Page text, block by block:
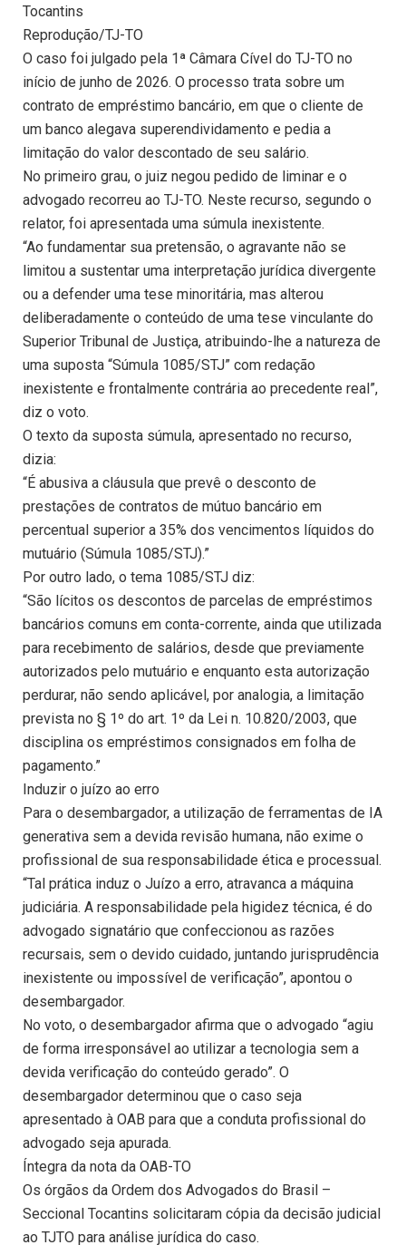
Tocantins
Reprodução/TJ-TO
O caso foi julgado pela 1ª Câmara Cível do TJ-TO no
início de junho de 2026. O processo trata sobre um
contrato de empréstimo bancário, em que o cliente de
um banco alegava superendividamento e pedia a
limitação do valor descontado de seu salário.
No primeiro grau, o juiz negou pedido de liminar e o
advogado recorreu ao TJ-TO. Neste recurso, segundo o
relator, foi apresentada uma súmula inexistente.
“Ao fundamentar sua pretensão, o agravante não se
limitou a sustentar uma interpretação jurídica divergente
ou a defender uma tese minoritária, mas alterou
deliberadamente o conteúdo de uma tese vinculante do
Superior Tribunal de Justiça, atribuindo-lhe a natureza de
uma suposta “Súmula 1085/STJ” com redação
inexistente e frontalmente contrária ao precedente real”,
diz o voto.
O texto da suposta súmula, apresentado no recurso,
dizia:
“É abusiva a cláusula que prevê o desconto de
prestações de contratos de mútuo bancário em
percentual superior a 35% dos vencimentos líquidos do
mutuário (Súmula 1085/STJ).”
Por outro lado, o tema 1085/STJ diz:
“São lícitos os descontos de parcelas de empréstimos
bancários comuns em conta-corrente, ainda que utilizada
para recebimento de salários, desde que previamente
autorizados pelo mutuário e enquanto esta autorização
perdurar, não sendo aplicável, por analogia, a limitação
prevista no § 1º do art. 1º da Lei n. 10.820/2003, que
disciplina os empréstimos consignados em folha de
pagamento.”
Induzir o juízo ao erro
Para o desembargador, a utilização de ferramentas de IA
generativa sem a devida revisão humana, não exime o
profissional de sua responsabilidade ética e processual.
“Tal prática induz o Juízo a erro, atravanca a máquina
judiciária. A responsabilidade pela higidez técnica, é do
advogado signatário que confeccionou as razões
recursais, sem o devido cuidado, juntando jurisprudência
inexistente ou impossível de verificação”, apontou o
desembargador.
No voto, o desembargador afirma que o advogado “agiu
de forma irresponsável ao utilizar a tecnologia sem a
devida verificação do conteúdo gerado”. O
desembargador determinou que o caso seja
apresentado à OAB para que a conduta profissional do
advogado seja apurada.
Íntegra da nota da OAB-TO
Os órgãos da Ordem dos Advogados do Brasil –
Seccional Tocantins solicitaram cópia da decisão judicial
ao TJTO para análise jurídica do caso.